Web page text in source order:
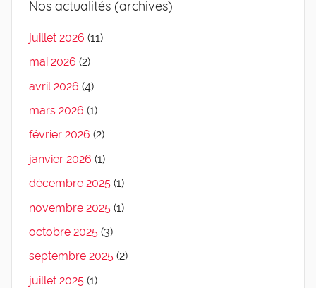
Nos actualités (archives)
juillet 2026 (11)
mai 2026 (2)
avril 2026 (4)
mars 2026 (1)
février 2026 (2)
janvier 2026 (1)
décembre 2025 (1)
novembre 2025 (1)
octobre 2025 (3)
septembre 2025 (2)
juillet 2025 (1)